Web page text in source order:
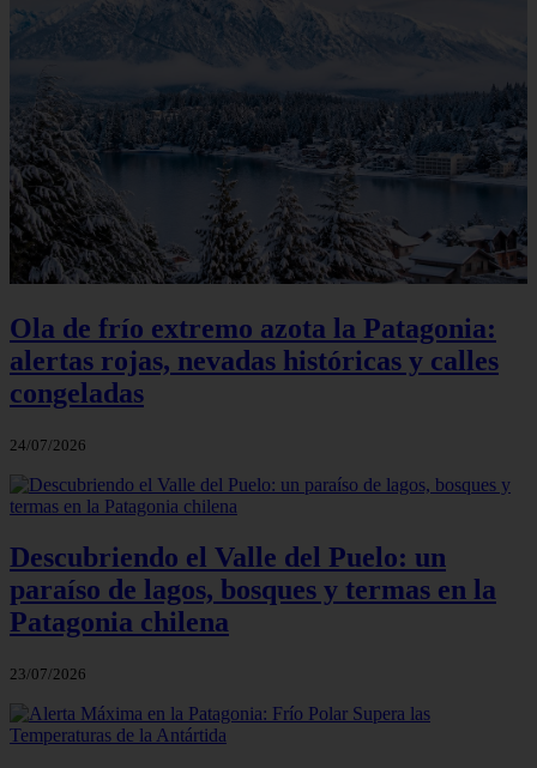
Ola de frío extremo azota la Patagonia:
alertas rojas, nevadas históricas y calles
congeladas
24/07/2026
Descubriendo el Valle del Puelo: un
paraíso de lagos, bosques y termas en la
Patagonia chilena
23/07/2026